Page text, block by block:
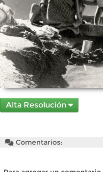
Alta Resolución
Comentarios: